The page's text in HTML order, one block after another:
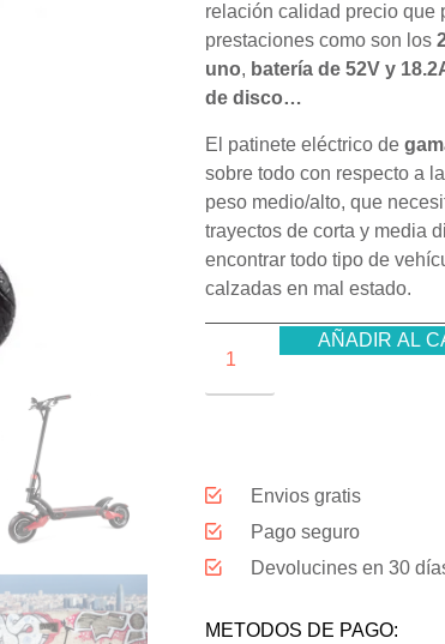
relación calidad precio que
prestaciones como son los
uno, batería de 52V y
de disco…
El patinete eléctrico de
sobre todo con respecto a
peso medio/alto, que
trayectos de corta y media
encontrar todo tipo de
calzadas en mal estado.
AÑADIR AL
Envios gratis
Pago seguro
Devolucines en 30
METODOS DE PAGO: